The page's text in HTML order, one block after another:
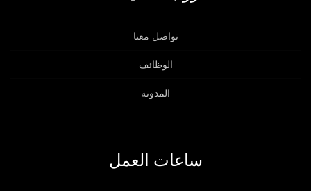
تواصل معنا
الوظائف
المدونة
ساعات العمل